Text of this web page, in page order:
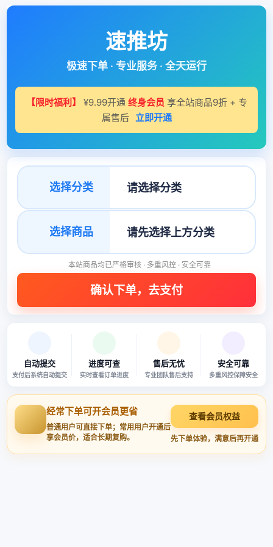
速推坊
极速下单 · 专业服务 · 全天运行
【限时福利】 ¥9.99开通 终身会员 享全站商品9折 + 专
属售后 立即开通
选择分类
选择商品
本站商品均已严格审核 · 多重风控 · 安全可靠
自动提交
支付后系统自动提交
进度可查
实时查看订单进度
售后无忧
专业团队售后支持
安全可靠
多重风控保障安全
经常下单可开会员更省
普通用户可直接下单；常用用户开通后
享会员价，适合长期复购。
查看会员权益
先下单体验，满意后再开通